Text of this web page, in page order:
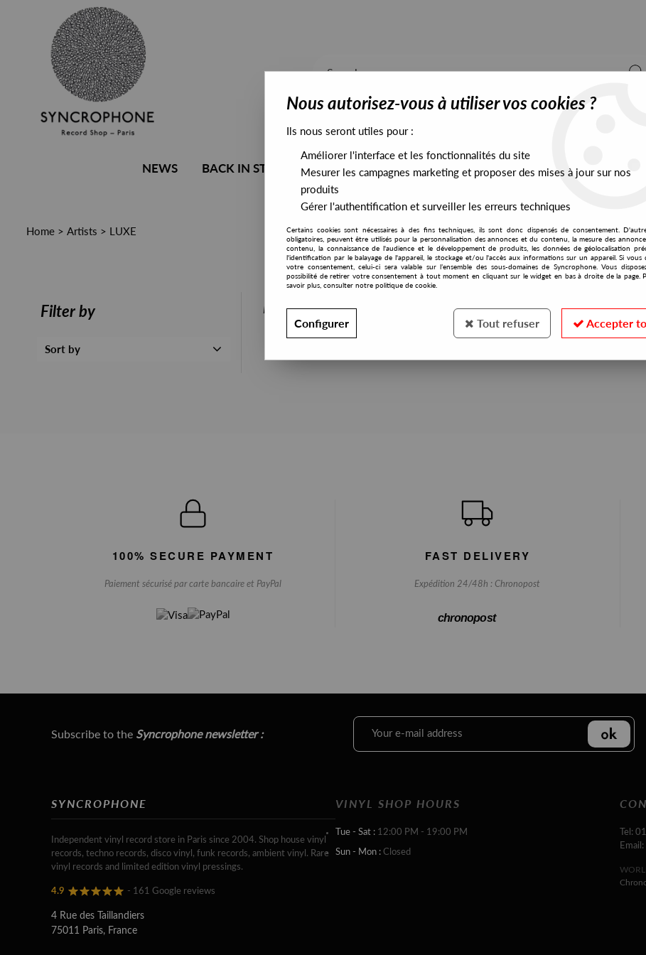
NEWS BACK IN STOCK ALL STOCK EXCLUSIVES PRESALES EXCLUSIVES
Home > Artists > LUXE
Filter by
Sort by
PRESALES EXCLUSIVES
100% SECURE PAYMENT
Paiement sécurisé par carte bancaire et PayPal
FAST DELIVERY
Expédition 24/48h : Chronopost
chronopost
Subscribe to the Syncrophone newsletter :
SYNCROPHONE
Independent vinyl record store in Paris since 2004. Shop house vinyl
records, techno records, disco vinyl, funk records, ambient vinyl. Rare
vinyl records and limited edition vinyl pressings.
4.9 - 161 Google reviews
4 Rue des Taillandiers
75011 Paris, France
VINYL SHOP HOURS
Tue - Sat : 12:00 PM - 19:00 PM
Sun - Mon : Closed
Tel:
Nous autorisez-vous à utiliser vos cookies ?
Ils nous seront utiles pour :
Améliorer l'interface et les fonctionnalités du site
Mesurer les campagnes marketing et proposer des mises à jour sur nos
produits
Gérer l'authentification et surveiller les erreurs techniques
Certains cookies sont nécessaires à des fins techniques, ils sont donc dispensés de consentement.
obligatoires, peuvent être utilisés pour la personnalisation des annonces et du contenu, la mesure des
contenu, la connaissance de l'audience et le développement de produits, les données de géolocalisation
l'identification par le balayage de l'appareil, le stockage et/ou l'accès aux informations sur un appareil. Si vous
votre consentement, celui-ci sera valable sur l’ensemble des sous-domaines de Syncrophone. Vous
possibilité de retirer votre consentement à tout moment en cliquant sur le widget en bas à droite de la page.
savoir plus, consulter notre politique de cookie.
Configurer Tout refuser Accepter